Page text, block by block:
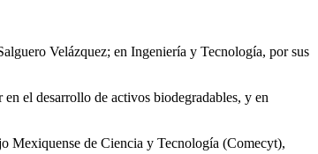
Velázquez; en Ingeniería y Tecnología, por sus
el desarrollo de activos biodegradables, y en
Mexiquense de Ciencia y Tecnología (Comecyt),